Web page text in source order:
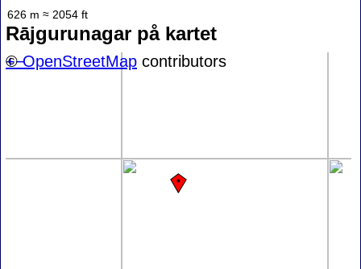
626 m ≈ 2054 ft
Rājgurunagar på kartet
+−
©OpenStreetMap contributors